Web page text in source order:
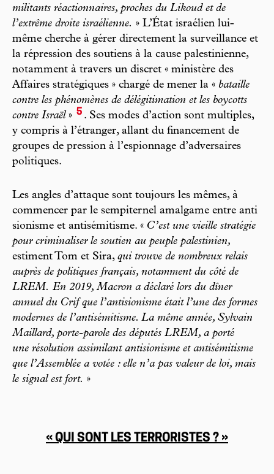
militants réactionnaires, proches du Likoud et de
l’extrême droite israélienne. » L’État israélien lui-
même cherche à gérer directement la surveillance et
la répression des soutiens à la cause palestinienne,
notamment à travers un discret « ministère des
Affaires stratégiques » chargé de mener la « bataille
contre les phénomènes de délégitimation et les boycotts
contre Israël» 5 . Ses modes d’action sont multiples,
y compris à l’étranger, allant du financement de
groupes de pression à l’espionnage d’adversaires
politiques.
Les angles d’attaque sont toujours les mêmes, à
commencer par le sempiternel amalgame entre anti
sionisme et antisémitisme. « C’est une vieille stratégie
pour criminaliser le soutien au peuple palestinien,
estiment Tom et Sira, qui trouve de nombreux relais
auprès de politiques français, notamment du côté de
LREM. En 2019, Macron a déclaré lors du dîner
annuel du Crif que l’antisionisme était l’une des formes
modernes de l’antisémitisme. La même année, Sylvain
Maillard, porte-parole des députés LREM, a porté
une résolution assimilant antisionisme et antisémitisme
que l’Assemblée a votée : elle n’a pas valeur de loi, mais
le signal est fort. »
« QUI SONT LES TERRORISTES ? »